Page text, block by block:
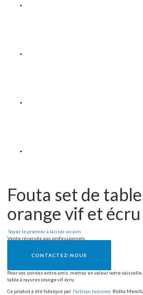
Fouta set de
orange vif et écru
Soyez le premier à laisser un avis
Vente réservée aux professionnels
CONTACTEZ-NOUS
Pour vos soirées entre amis, mettez en valeur votre
table à rayures orange vif écru.
Ce produit à été fabriqué par l’artisan tunisien Ridha